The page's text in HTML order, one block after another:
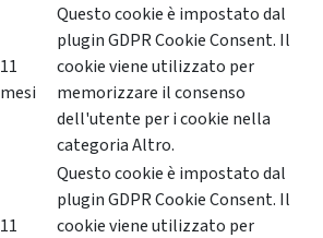
11
mesi
Questo cookie è impostato dal
plugin GDPR Cookie Consent. Il
cookie viene utilizzato per
memorizzare il consenso
dell'utente per i cookie nella
categoria Altro.
11
Questo cookie è impostato dal
plugin GDPR Cookie Consent. Il
cookie viene utilizzato per